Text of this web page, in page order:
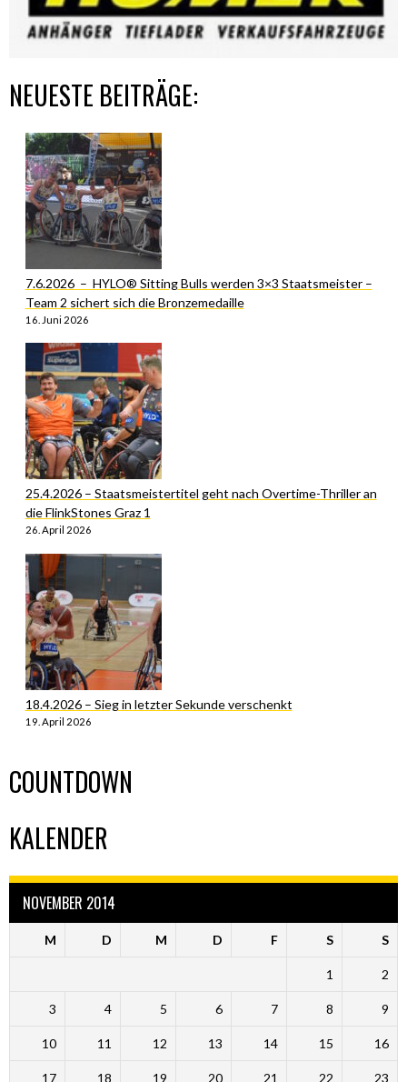
NEUESTE BEITRÄGE:
7.6.2026 – HYLO® Sitting Bulls werden 3×3 Staatsmeister –
Team 2 sichert sich die Bronzemedaille
16. Juni 2026
25.4.2026 – Staatsmeistertitel geht nach Overtime-Thriller an
die FlinkStones Graz 1
26. April 2026
18.4.2026 – Sieg in letzter Sekunde verschenkt
19. April 2026
COUNTDOWN
KALENDER
NOVEMBER 2014
M D M D F S S
1 2
3 4 5 6 7 8 9
10 11 12 13 14 15 16
17 18 19 20 21 22 23